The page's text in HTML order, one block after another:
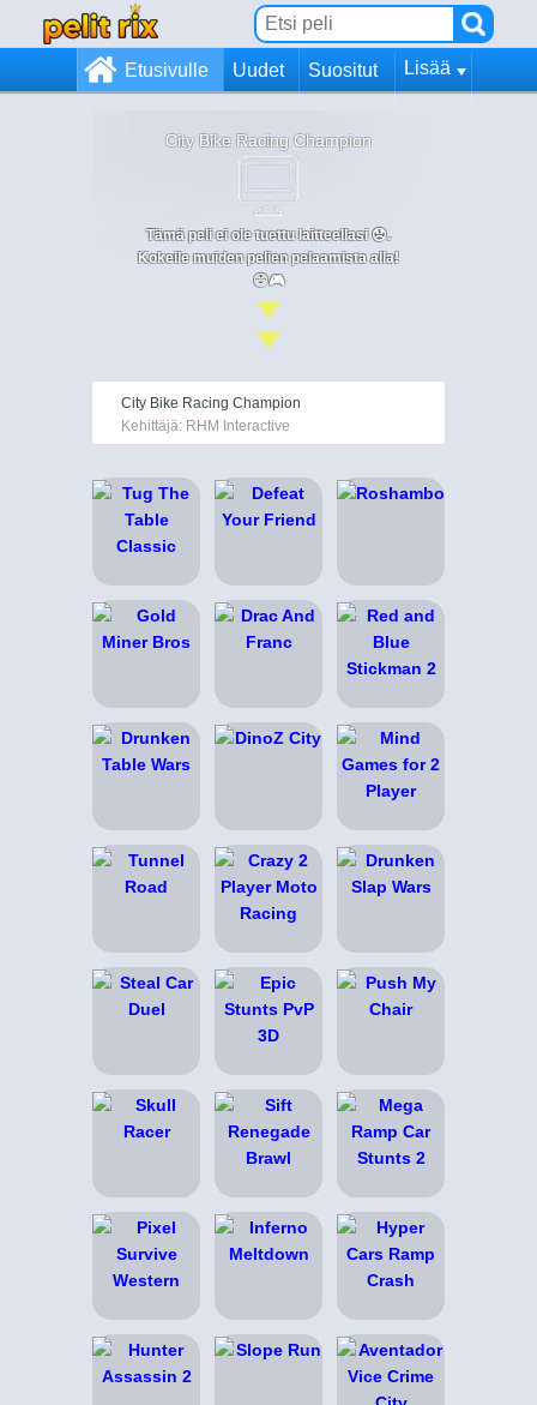
Etusivulle Uudet Suositut Lisää
City Bike Racing Champion
Tämä peli ei ole tuettu laitteellasi 😞.
Kokeile muiden pelien pelaamista alla!
😄🎮
City Bike Racing Champion
Kehittäjä: RHM Interactive